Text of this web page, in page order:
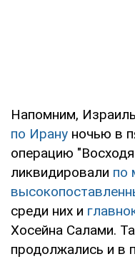
Напомним, Израиль
по Ирану ночью в
операцию
ликвидировали по
среди них и
Хосейна Салами.
продолжались и в